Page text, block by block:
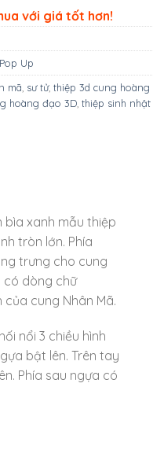
với giá tốt hơn!
Up
mã sư tử, thiệp 3d cung hoàng
hoàng đạo 3D thiệp sinh nhật
bìa xanh mẫu thiệp
tròn lớn. Phía
trưng cho cung
có dòng chữ
cung Nhân Mã.
nổi 3 chiều hình
bật lên. Trên tay
Phía sau ngựa có